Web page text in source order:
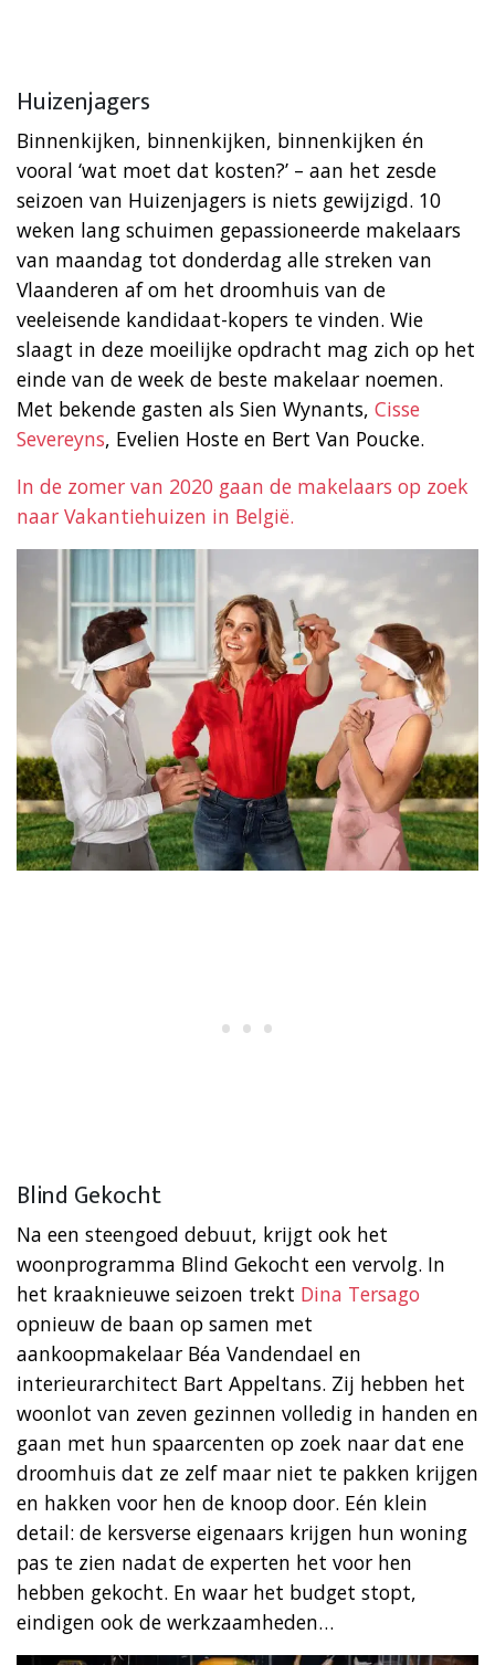
Huizenjagers
Binnenkijken, binnenkijken, binnenkijken én
vooral ‘wat moet dat kosten?’ – aan het zesde
seizoen van Huizenjagers is niets gewijzigd. 10
weken lang schuimen gepassioneerde makelaars
van maandag tot donderdag alle streken van
Vlaanderen af om het droomhuis van de
veeleisende kandidaat-kopers te vinden. Wie
slaagt in deze moeilijke opdracht mag zich op het
einde van de week de beste makelaar noemen.
Met bekende gasten als Sien Wynants, Cisse
Severeyns, Evelien Hoste en Bert Van Poucke.
In de zomer van 2020 gaan de makelaars op zoek
naar Vakantiehuizen in België.
Blind Gekocht
Na een steengoed debuut, krijgt ook het
woonprogramma Blind Gekocht een vervolg. In
het kraaknieuwe seizoen trekt Dina Tersago
opnieuw de baan op samen met
aankoopmakelaar Béa Vandendael en
interieurarchitect Bart Appeltans. Zij hebben het
woonlot van zeven gezinnen volledig in handen en
gaan met hun spaarcenten op zoek naar dat ene
droomhuis dat ze zelf maar niet te pakken krijgen
en hakken voor hen de knoop door. Eén klein
detail: de kersverse eigenaars krijgen hun woning
pas te zien nadat de experten het voor hen
hebben gekocht. En waar het budget stopt,
eindigen ook de werkzaamheden…